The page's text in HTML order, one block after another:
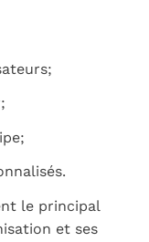
le principal
et ses